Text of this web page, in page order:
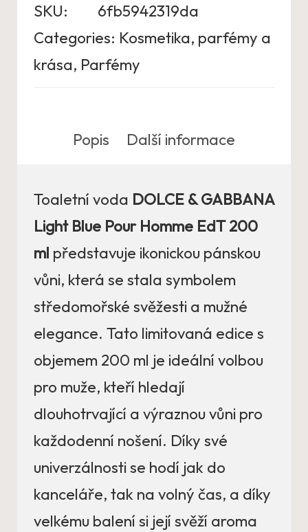
SKU:
6fb5942319da
Categories: Kosmetika, parfémy a
krása, Parfémy
Popis Další informace
Toaletní voda DOLCE & GABBANA
Light Blue Pour Homme EdT 200
ml představuje ikonickou pánskou
vůni, která se stala symbolem
středomořské svěžesti a mužné
elegance. Tato limitovaná edice s
objemem 200 ml je ideální volbou
pro muže, kteří hledají
dlouhotrvající a výraznou vůni pro
každodenní nošení. Díky své
univerzálnosti se hodí jak do
kanceláře, tak na volný čas, a díky
velkému balení si její svěží aroma